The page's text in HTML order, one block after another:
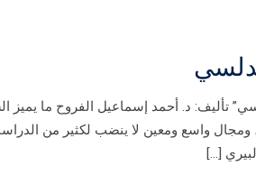
تأليف: د. أحمد إسماعيل الفروح ما يميز
ومجال واسع ومعين لا ينضب لكثير من
[…]